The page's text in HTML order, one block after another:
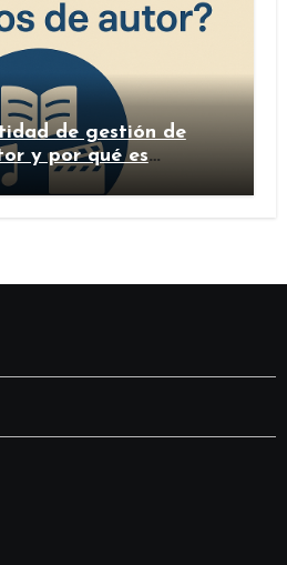
de gestión de
y por qué es